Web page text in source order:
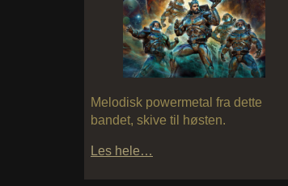
Melodisk powermetal fra dette
bandet, skive til høsten.
Les hele…